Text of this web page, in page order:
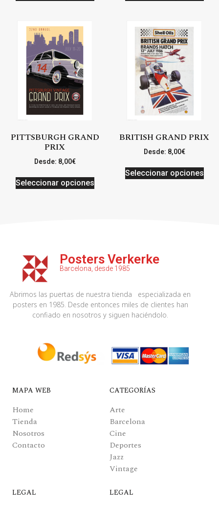
PITTSBURGH GRAND
PRIX
Desde: 8,00€
Seleccionar opciones
BRITISH GRAND PRIX
Desde: 8,00€
Seleccionar opciones
Posters Verkerke
Barcelona, desde 1985
Abrimos las puertas de nuestra tienda especializada en
posters en 1985. Desde entonces miles de clientes han
confiado en nosotros y siguen haciéndolo.
MAPA WEB
Home
Tienda
Nosotros
Contacto
CATEGORÍAS
Arte
Barcelona
Cine
Deportes
Jazz
Vintage
LEGAL LEGAL